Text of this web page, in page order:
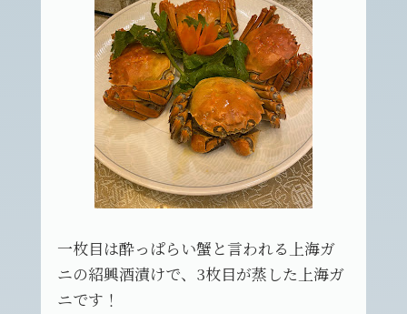
一枚目は酔っぱらい蟹と言われる上海ガ
ニの紹興酒漬けで、3枚目が蒸した上海ガ
ニです！